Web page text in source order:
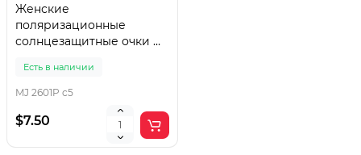
Женские
поляризационные
солнцезащитные очки MJ
Есть в наличии
MJ 2601P c5
$7.50